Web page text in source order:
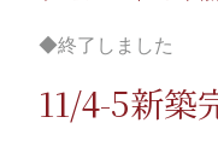
◆終了しました
11/4-5新築